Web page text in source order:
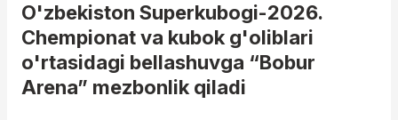
O'zbekiston Superkubogi-2026.
Chempionat va kubok g'oliblari
o'rtasidagi bellashuvga “Bobur
Arena” mezbonlik qiladi